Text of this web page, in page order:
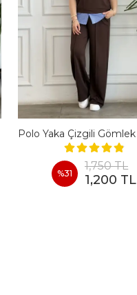
%31
1,750 TL
1,200 TL